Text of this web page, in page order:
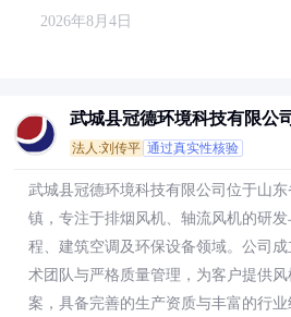
2026年8月4日
武城县冠德环境科技有限公司
法人:刘传平 通过真实性核验
武城县冠德环境科技有限公司位于山
镇，专注于排烟风机、轴流风机的研
程、建筑空调及环保设备领域。公司
术团队与严格质量管理，为客户提供
案，具备完善的生产资质与丰富的行业